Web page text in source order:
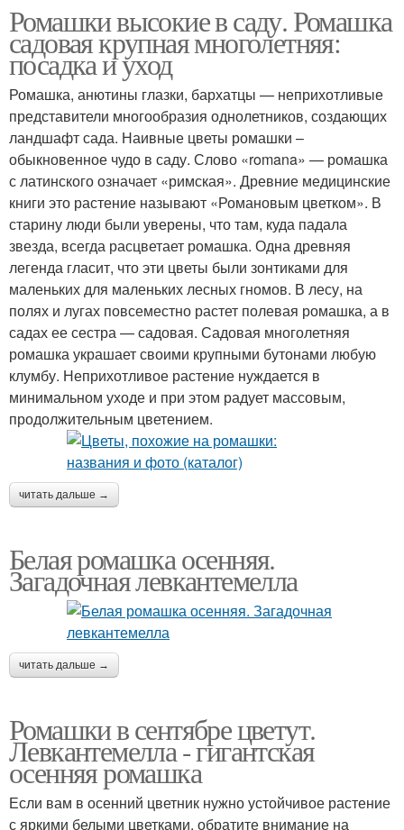
Ромашки высокие в саду. Ромашка
садовая крупная многолетняя:
посадка и уход
Ромашка, анютины глазки, бархатцы — неприхотливые
представители многообразия однолетников, создающих
ландшафт сада. Наивные цветы ромашки –
обыкновенное чудо в саду. Слово «romana» — ромашка
с латинского означает «римская». Древние медицинские
книги это растение называют «Романовым цветком». В
старину люди были уверены, что там, куда падала
звезда, всегда расцветает ромашка. Одна древняя
легенда гласит, что эти цветы были зонтиками для
маленьких для маленьких лесных гномов. В лесу, на
полях и лугах повсеместно растет полевая ромашка, а в
садах ее сестра — садовая. Садовая многолетняя
ромашка украшает своими крупными бутонами любую
клумбу. Неприхотливое растение нуждается в
минимальном уходе и при этом радует массовым,
продолжительным цветением.
читать дальше →
Белая ромашка осенняя.
Загадочная левкантемелла
читать дальше →
Ромашки в сентябре цветут.
Левкантемелла - гигантская
осенняя ромашка
Если вам в осенний цветник нужно устойчивое растение
с яркими белыми цветками, обратите внимание на